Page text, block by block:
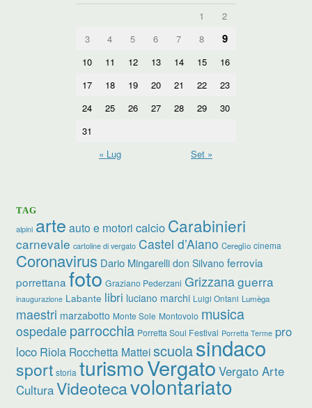
1
2
3
4 5 6 7 8 9
10 11 12 13 14 15
16
17
18 19 20 21 22
23
24
25 26 27 28 29
30
31
« Lug
Set »
TAG
alpini arte auto e motori calcio Carabinieri
carnevale cartoline di vergato Castel d’Aiano Cereglio cinema
Coronavirus Dario Mingarelli don Silvano ferrovia
porrettana foto Graziano Pederzani Grizzanaguerra
inaugurazione Labante libri luciano marchi Luigi Ontani Lumèga
maestri marzabotto Monte Sole Montovolo musica
ospedale parrocchia Porretta Soul Festival Porretta Terme pro
loco Riola Rocchetta Matteiscuolasindaco
sport storia turismoVergato Vergato Arte
CulturaVideotecavolontariato